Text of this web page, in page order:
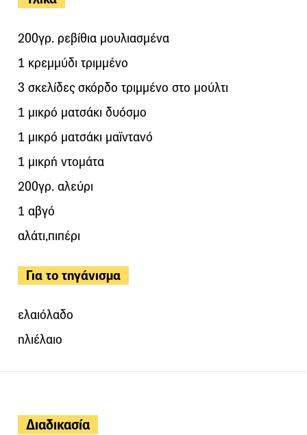
200γρ. ρεβίθια μουλιασμένα
1 κρεμμύδι τριμμένο
3 σκελίδες σκόρδο τριμμένο στο μούλτι
1 μικρό ματσάκι δυόσμο
1 μικρό ματσάκι μαϊντανό
1 μικρή ντομάτα
200γρ. αλεύρι
1 αβγό
αλάτι,πιπέρι
Για το τηγάνισμα
ελαιόλαδο
ηλιέλαιο
Διαδικασία